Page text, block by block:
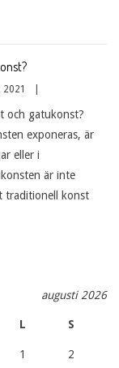
2021
och gatukonst?
exponeras, är
eller i
är inte
traditionell konst
augusti 2026
L S
1 2